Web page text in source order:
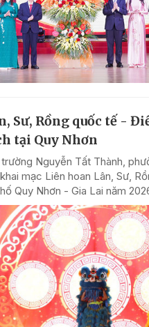
Sư, Rồng quốc tế -
tại Quy Nhơn
Nguyễn Tất Thành,
mạc Liên hoan Lân, Sư,
Quy Nhơn - Gia Lai năm